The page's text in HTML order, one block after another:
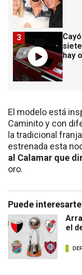
hay
3
El modelo está
Caminito y con
la tradicional
estrenada esta
al Calamar que
oro.
Puede interesarte
el